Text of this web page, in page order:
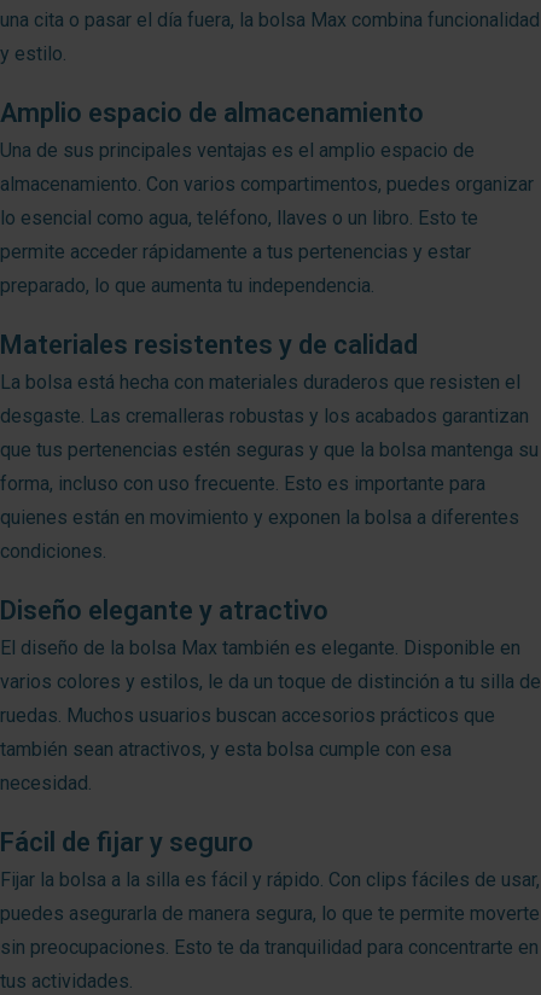
una cita o pasar el día fuera, la bolsa Max combina funcionalidad
y estilo.
Amplio espacio de almacenamiento
Una de sus principales ventajas es el amplio espacio de
almacenamiento. Con varios compartimentos, puedes organizar
lo esencial como agua, teléfono, llaves o un libro. Esto te
permite acceder rápidamente a tus pertenencias y estar
preparado, lo que aumenta tu independencia.
Materiales resistentes y de calidad
La bolsa está hecha con materiales duraderos que resisten el
desgaste. Las cremalleras robustas y los acabados garantizan
que tus pertenencias estén seguras y que la bolsa mantenga su
forma, incluso con uso frecuente. Esto es importante para
quienes están en movimiento y exponen la bolsa a diferentes
condiciones.
Diseño elegante y atractivo
El diseño de la bolsa Max también es elegante. Disponible en
varios colores y estilos, le da un toque de distinción a tu silla de
ruedas. Muchos usuarios buscan accesorios prácticos que
también sean atractivos, y esta bolsa cumple con esa
necesidad.
Fácil de fijar y seguro
Fijar la bolsa a la silla es fácil y rápido. Con clips fáciles de usar,
puedes asegurarla de manera segura, lo que te permite moverte
sin preocupaciones. Esto te da tranquilidad para concentrarte en
tus actividades.